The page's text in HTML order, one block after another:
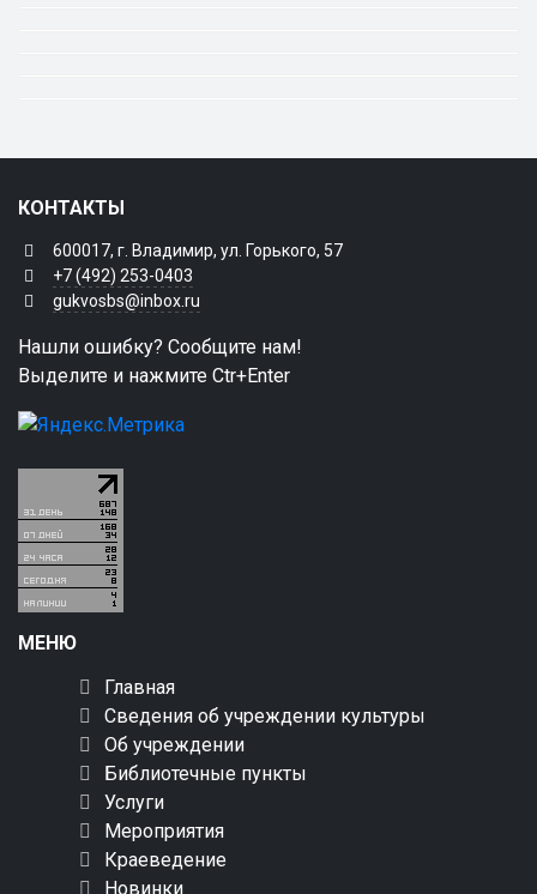
КОНТАКТЫ
600017, г. Владимир, ул. Горького, 57
+7 (492) 253-0403
gukvosbs@inbox.ru
Нашли ошибку? Сообщите нам!
Выделите и нажмите Ctr+Enter
МЕНЮ
Главная
Сведения об учреждении культуры
Об учреждении
Библиотечные пункты
Услуги
Мероприятия
Краеведение
Новинки